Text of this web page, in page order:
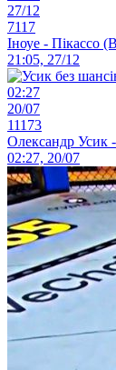
27/12
7117
Іноуе - Пікассо
21:05, 27/12
02:27
20/07
11173
Олександр Усик
02:27, 20/07